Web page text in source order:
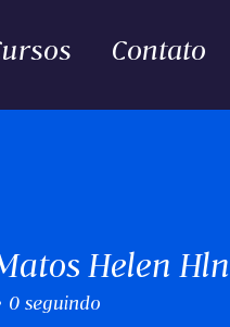
Contato
Helen Hln
0 seguindo